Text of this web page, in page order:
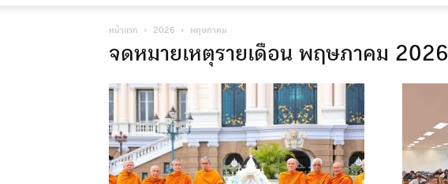
หน้าแรก 2026 พฤษภาคม
จดหมายเหตุรายเดือน พฤษภาคม 2026